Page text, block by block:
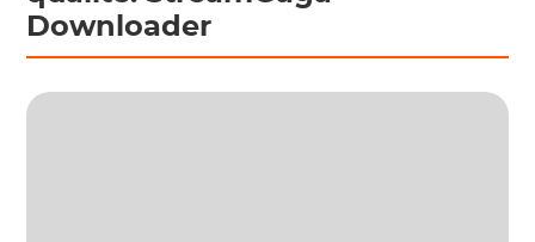
Downloader